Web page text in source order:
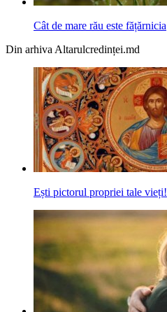
Cât de mare rău este fățărnicia
Din arhiva Altarulcredinței.md
Ești pictorul propriei tale vieți!